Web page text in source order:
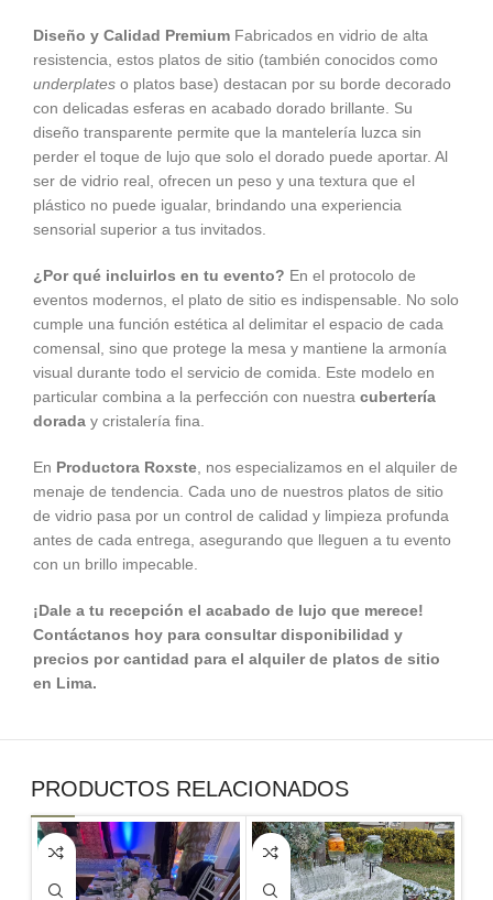
Diseño y Calidad PremiumFabricados en vidrio de alta
resistencia, estos platos de sitio (también conocidos como
underplateso platos base) destacan por su borde decorado
con delicadas esferas en acabado dorado brillante. Su
diseño transparente permite que la mantelería luzca sin
perder el toque de lujo que solo el dorado puede aportar. Al
ser de vidrio real, ofrecen un peso y una textura que el
plástico no puede igualar, brindando una experiencia
sensorial superior a tus invitados.
¿Por qué incluirlos en tu evento? En el protocolo de
eventos modernos, el plato de sitio es indispensable. No solo
cumple una función estética al delimitar el espacio de cada
comensal, sino que protege la mesa y mantiene la armonía
visual durante todo el servicio de comida. Este modelo en
particular combina a la perfección con nuestra cubertería
doraday cristalería fina.
En Productora Roxste, nos especializamos en el alquiler de
menaje de tendencia. Cada uno de nuestros platos de sitio
de vidrio pasa por un control de calidad y limpieza profunda
antes de cada entrega, asegurando que lleguen a tu evento
con un brillo impecable.
¡Dale a tu recepción el acabado de lujo que merece!
Contáctanos hoy para consultar disponibilidad y
precios por cantidad para el alquiler de platos de sitio
en Lima.
PRODUCTOS RELACIONADOS